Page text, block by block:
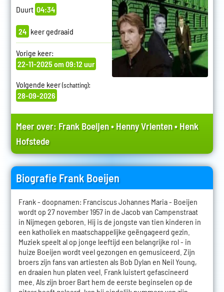
Duurt 04:34
24 keer gedraaid
Vorige keer:
22-11-2025 om 09:12 uur
Volgende keer(schatting):
28-09-2026
Meer over: Frank Boeijen•Henny Vrienten•Henk
Hofstede
Biografie Frank Boeijen
Frank - doopnamen: Franciscus Johannes Maria - Boeijen
wordt op 27 november 1957 in de Jacob van Campenstraat
in Nijmegen geboren. Hij is de jongste van tien kinderen in
een katholiek en maatschappelijke geëngageerd gezin.
Muziek speelt al op jonge leeftijd een belangrijke rol - in
huize Boeijen wordt veel gezongen en gemusiceerd. Zijn
broers zijn fans van artiesten als Bob Dylan en Neil Young,
en draaien hun platen veel. Frank luistert gefascineerd
mee. Als zijn broer Bart hem de eerste beginselen op de